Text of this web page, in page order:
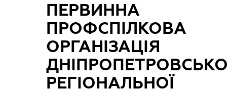
ПЕРВИННА
ПРОФСПІЛКОВА
ОРГАНІЗАЦІЯ
РЕГІОНАЛЬНОЇ